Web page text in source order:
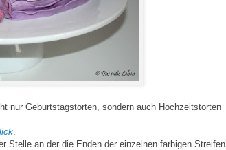
nur Geburtstagstorten, sondern auch Hochzeitstorten
Stelle an der die Enden der einzelnen farbigen Streifen